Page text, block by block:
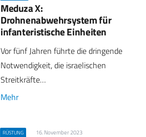
Meduza X:
Drohnenabwehrsystem für
infanteristische Einheiten
Vor fünf Jahren führte die dringende
Notwendigkeit, die israelischen
Streitkräfte…
Mehr
RÜSTUNG 16. November 2023